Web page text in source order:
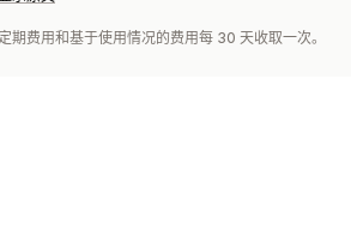
期费用和基于使用情况的费用每 30 天收取一次。